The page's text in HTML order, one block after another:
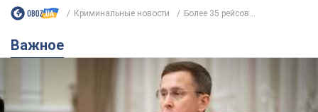
С 1 сентября украинским учителям повысят
зарплаты: Корецкий раскрыл подробности